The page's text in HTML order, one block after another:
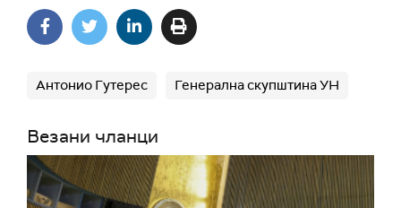
Антонио Гутерес Генерална скупштина УН
Везани чланци